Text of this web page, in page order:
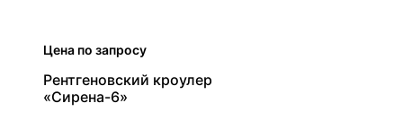
Цена по запросу
Рентгеновский кроулер
«Сирена-6»